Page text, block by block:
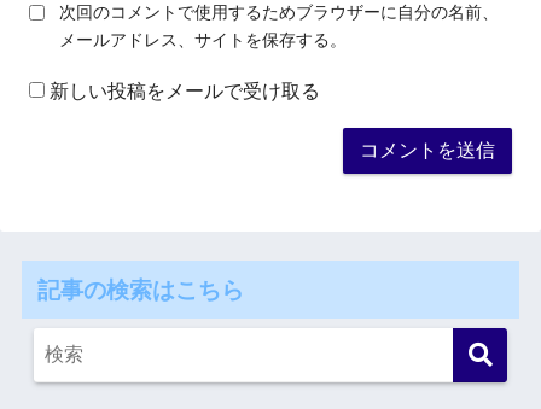
次回のコメントで使用するためブラウザーに自分の名前、
メールアドレス、サイトを保存する。
新しい投稿をメールで受け取る
記事の検索はこちら